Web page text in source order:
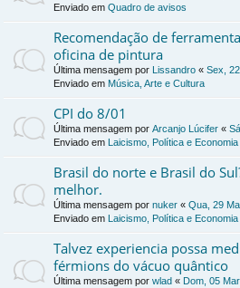
Enviado em Quadro de avisos
Recomendação de
oficina de pintura
Última mensagem por Lissandro « Sex,
Enviado em Música, Arte e Cultura
CPI do 8/01
Última mensagem por Arcanjo Lúcifer «
Enviado em Laicismo, Política e Economia
Brasil do norte e Brasil do
melhor.
Última mensagem por nuker « Qua, 29
Enviado em Laicismo, Política e Economia
Talvez experiencia possa
férmions do vácuo quântico
Última mensagem por wlad « Dom, 05